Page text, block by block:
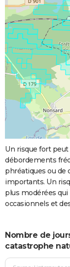
Un risque fort
débordements
phréatiques ou de
importants. Un
plus modérées
occasionnels et
Nombre de
catastrophe